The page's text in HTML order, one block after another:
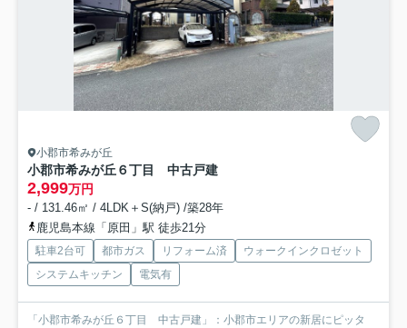
小郡市希みが丘
小郡市希みが丘６丁目 中古戸建
2,999万円
- / 131.46㎡ / 4LDK＋S(納戸) /築28年
鹿児島本線「原田」駅 徒歩21分
駐車2台可 都市ガス リフォーム済
ウォークインクロゼット
システムキッチン
電気有
「小郡市希みが丘６丁目 中古戸建」：小郡市エリアの新居にピッタ